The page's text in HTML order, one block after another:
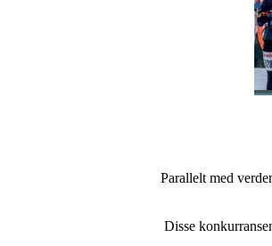
Parallelt med
Disse